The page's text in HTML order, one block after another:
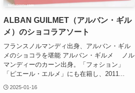
ALBAN GUILMET（アルバン・ギル
メ）のショコラアソート
フランスノルマンディ出身、アルバン・ギル
メのショコラを堪能 アルバン・ギルメ ノル
マンディーのカーン出身。「フォション」
「ピエール・エルメ」にも在籍し、2011...
2025-01-16